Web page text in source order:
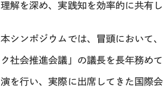
理解を深め、実践知を効率的に共有
本シンポジウムでは、冒頭において
ク社会推進会議」の議長を長年務め
演を行い、実際に出席してきた国際